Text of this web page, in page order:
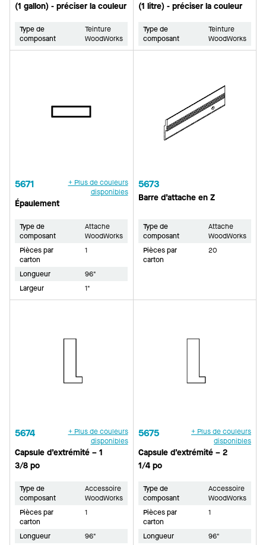
(1 gallon) - préciser la couleur
Type de
composant
Teinture
WoodWorks
(1 litre) - préciser la couleur
Type de
composant
Teinture
WoodWorks
5671
+ Plus de couleurs
disponibles
Épaulement
Type de
composant
Attache
WoodWorks
Pièces par
carton
1
Longueur
96"
Largeur
1"
5673
Barre d’attache en Z
Type de
composant
Attache
WoodWorks
Pièces par
carton
20
5674
+ Plus de couleurs
disponibles
Capsule d’extrémité – 1
3/8 po
Type de
composant
Accessoire
WoodWorks
Pièces par
carton
1
Longueur
96"
5675
+ Plus de couleurs
disponibles
Capsule d’extrémité – 2
1/4 po
Type de
composant
Accessoire
WoodWorks
Pièces par
carton
1
Longueur
96"